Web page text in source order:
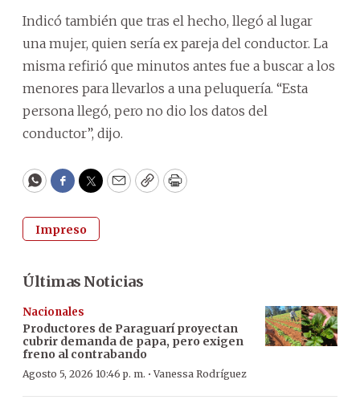
Indicó también que tras el hecho, llegó al lugar
una mujer, quien sería ex pareja del conductor. La
misma refirió que minutos antes fue a buscar a los
menores para llevarlos a una peluquería. “Esta
persona llegó, pero no dio los datos del
conductor”, dijo.
WhatsApp
Facebook
Twitter
EmailCopyPrint
Impreso
Últimas Noticias
Nacionales
Productores de Paraguarí proyectan
cubrir demanda de papa, pero exigen
freno al contrabando
Agosto 5, 2026 10:46 p. m. ·Vanessa Rodríguez